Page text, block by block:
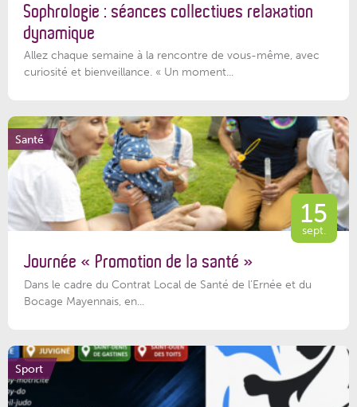
Sophrologie : séances collectives relaxation
dynamique
Allez chaque semaine à la rencontre de vous-même, avec
curiosité et bienveillance. « Un moment...
Santé
15
sept.
Journée « Promotion de la santé »
Dans le cadre du Contrat Local de Santé de l’Ernée et du
Bocage Mayennais, en...
Sport